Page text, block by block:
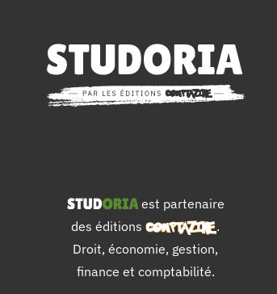
est partenaire
des éditions
.
Droit, économie, gestion,
finance et comptabilité.